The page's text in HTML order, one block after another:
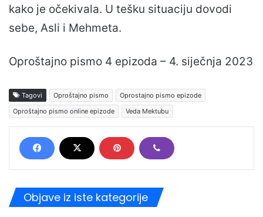
kako je očekivala. U tešku situaciju dovodi
sebe, Asli i Mehmeta.
Oproštajno pismo 4 epizoda – 4. siječnja 2023
Tagovi Oproštajno pismo
Oprostajno pismo epizode
Oproštajno pismo online epizode
Veda Mektubu
Objave iz iste kategorije